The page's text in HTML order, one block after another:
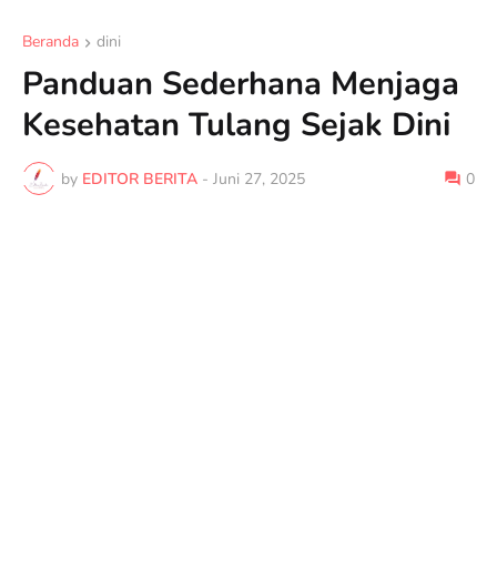
Beranda dini
Panduan Sederhana Menjaga
Kesehatan Tulang Sejak Dini
by EDITOR BERITA - Juni 27, 2025 0